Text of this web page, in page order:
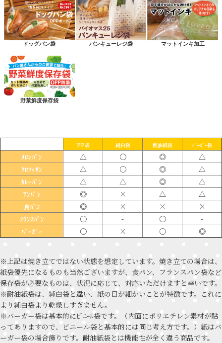
ドッグパン袋 パンキューレジ袋 マットインキ加工
野菜鮮度保存袋
PP袋 純白袋 耐油紙袋 ﾊﾞｰｶﾞｰ袋
ﾒﾛﾝﾊﾟﾝ △ 〇 ◎ △
ｸﾛﾜｯｻﾝ △ 〇 ◎ △
ｶﾚｰﾊﾟﾝ △ △ ◎ △
ｱﾝﾊﾟﾝ ◎ × △ △
食ﾊﾟﾝ ◎ × × ×
ﾌﾗﾝｽﾊﾟﾝ 〇 - 〇 -
ﾊﾞｰｶﾞｰ 〇 × 〇 ◎
※上記は焼き立てではない状態を想定しています。焼き立ての場合は、
紙袋優先になるものも当然ございますが、食パン、フランスパン袋など
保存袋が必要なものは、状況に応じて、対応いただけますと幸いです。
※耐油紙袋は、純白袋と違い、紙の目が細かいことが特徴です。これに
より純白袋より乾燥しすぎません。
※バーガー袋は基本的にﾋﾞﾆｰﾙ袋です。（内面にポリエチレン素材が貼
ってありますので、ビニール袋と基本的には同じ考え方です。）紙はバ
ーガー袋の場合飾りです。耐油紙袋とは機能性が全く違う商品です。